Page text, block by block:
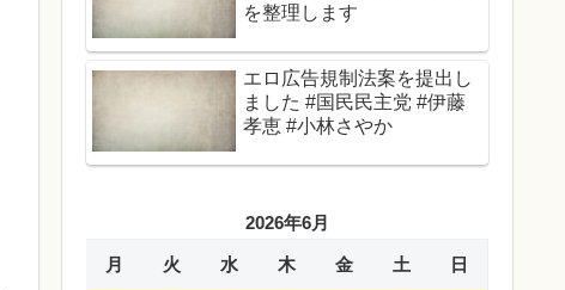
を整理します
エロ広告規制法案を提出し
ました #国民民主党 #伊藤
孝恵 #小林さやか
2026年6月
月 火 水 木 金 土
日